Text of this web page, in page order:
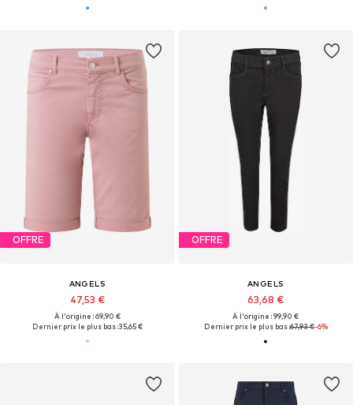
OFFRE
ANGELS
47,53 €
À l'origine : 69,90 €
Dernier prix le plus bas :35,65 €
OFFRE
ANGELS
63,68 €
À l'origine : 99,90 €
Dernier prix le plus bas :67,93 €-6%